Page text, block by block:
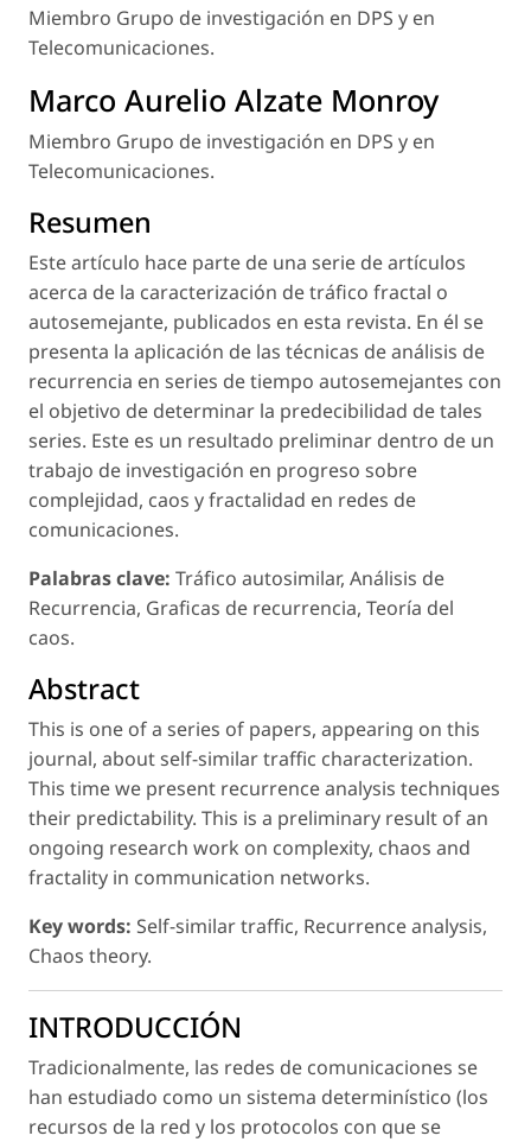
Miembro Grupo de investigación en DPS y en
Telecomunicaciones.
Marco Aurelio Alzate Monroy
Miembro Grupo de investigación en DPS y en
Telecomunicaciones.
Resumen
Este artículo hace parte de una serie de artículos
acerca de la caracterización de tráfico fractal o
autosemejante, publicados en esta revista. En él se
presenta la aplicación de las técnicas de análisis de
recurrencia en series de tiempo autosemejantes con
el objetivo de determinar la predecibilidad de tales
series. Este es un resultado preliminar dentro de un
trabajo de investigación en progreso sobre
complejidad, caos y fractalidad en redes de
comunicaciones.
Palabras clave: Tráfico autosimilar, Análisis de
Recurrencia, Graficas de recurrencia, Teoría del
caos.
Abstract
This is one of a series of papers, appearing on this
journal, about self-similar traffic characterization.
This time we present recurrence analysis techniques
their predictability. This is a preliminary result of an
ongoing research work on complexity, chaos and
fractality in communication networks.
Key words: Self-similar traffic, Recurrence analysis,
Chaos theory.
INTRODUCCIÓN
Tradicionalmente, las redes de comunicaciones se
han estudiado como un sistema determinístico (los
recursos de la red y los protocolos con que se